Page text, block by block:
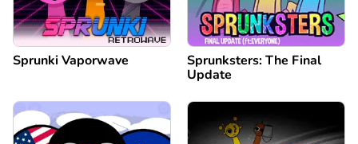
Sprunki Vaporwave
Sprunksters: The Final
Update